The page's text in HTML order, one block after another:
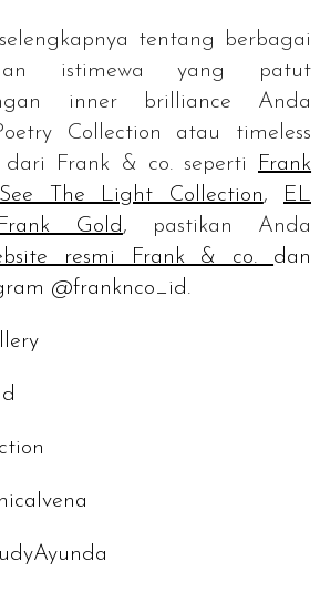
tentang berbagai
istimewa yang patut
inner brilliance Anda
Collection atau timeless
dari Frank & co. seperti
Frank
See The Light Collection,
EL
Frank Gold , pastikan Anda
resmi Frank & co. dan
@franknco_id.